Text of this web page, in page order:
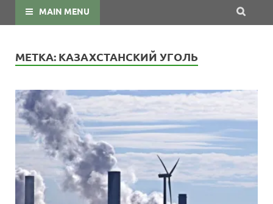
MAIN MENU
МЕТКА: КАЗАХСТАНСКИЙ УГОЛЬ